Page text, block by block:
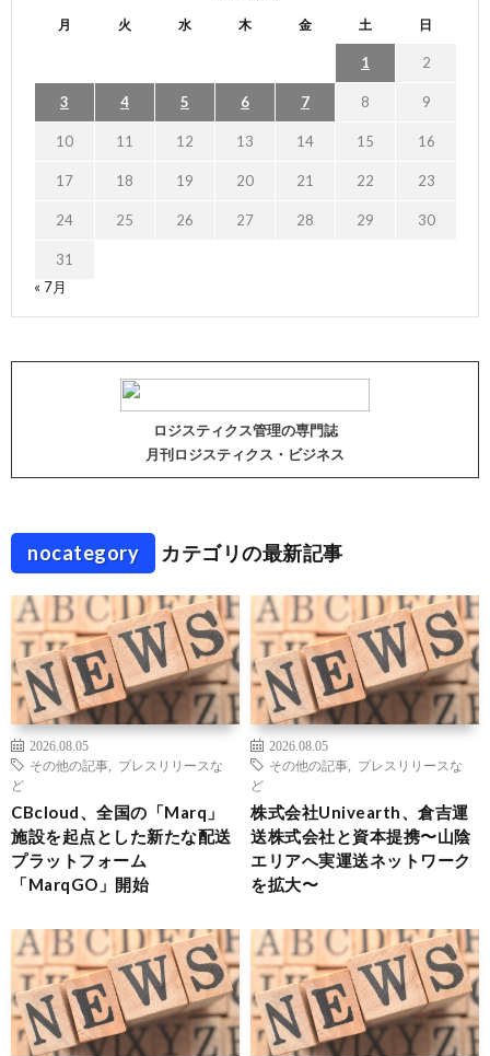
月 火 水 木 金 土 日
1 2
3 4 5 6 7 8 9
10 11 12 13 14 15 16
17 18 19 20 21 22 23
24 25 26 27 28 29 30
31
« 7月
ロジスティクス管理の専門誌
月刊ロジスティクス・ビジネス
nocategory カテゴリの最新記事
2026.08.05
その他の記事
プレスリリースな
ど
CBcloud、全国の「Marq」
施設を起点とした新たな配送
プラットフォーム
「MarqGO」開始
2026.08.05
その他の記事
プレスリリースな
ど
株式会社Univearth、倉吉運
送株式会社と資本提携〜山陰
エリアへ実運送ネットワーク
を拡大〜